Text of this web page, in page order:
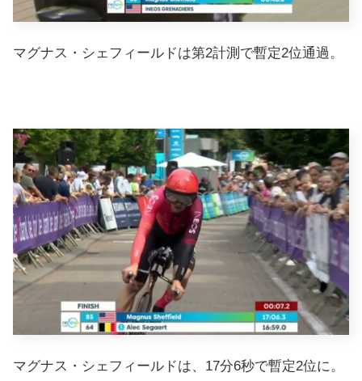
マグナス・シェフィールドは第2計測で暫定2位通過。
マグナス・シェフィールドは、17分6秒で暫定2位に。